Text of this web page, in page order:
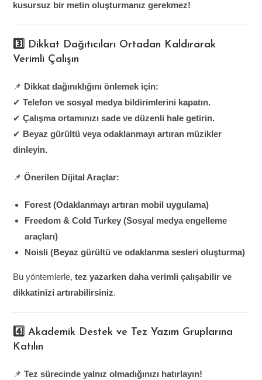
kusursuz bir metin oluşturmanız gerekmez!
3️⃣ Dikkat Dağıtıcıları Ortadan Kaldırarak
Verimli Çalışın
📌 Dikkat dağınıklığını önlemek için:
✔Telefon ve sosyal medya bildirimlerini kapatın.
✔Çalışma ortamınızı sade ve düzenli hale getirin.
✔ Beyaz gürültü veya odaklanmayı artıran müzikler
dinleyin.
📌Önerilen Dijital Araçlar:
Forest (Odaklanmayı artıran mobil uygulama)
Freedom & Cold Turkey (Sosyal medya engelleme
araçları)
Noisli (Beyaz gürültü ve odaklanma sesleri oluşturma)
Bu yöntemlerle,tez yazarken daha verimli çalışabilir ve
dikkatinizi artırabilirsiniz.
4️⃣ Akademik Destek ve Tez Yazım Gruplarına
Katılın
📌Tez sürecinde yalnız olmadığınızı hatırlayın!